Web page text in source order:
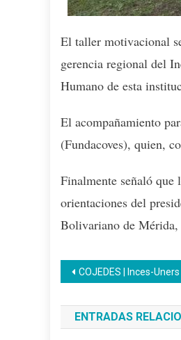
El taller motivacional
gerencia regional del
Humano de esta
El acompañamiento
(Fundacoves), quien,
Finalmente señaló que
orientaciones del
Bolivariano de Mérida,
Navegación
de
entradas
COJEDES | Inces-Uners acuerdan articulación en planes formación, autoformación, pasantías y tutorías
ENTRADAS